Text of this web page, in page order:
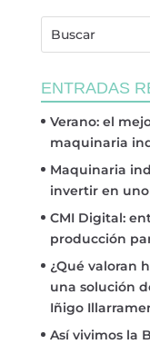
ENTRADAS
Verano: el
maquinaria
Maquinaria
invertir en
CMI Digital:
producción
¿Qué valoran
una solución
Iñigo
Así vivimos la